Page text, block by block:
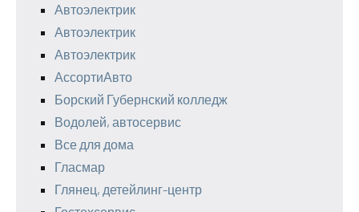
Автоэлектрик
Автоэлектрик
Автоэлектрик
АссортиАвто
Борский Губернский колледж
Водолей, автосервис
Все для дома
Гласмар
Глянец, детейлинг-центр